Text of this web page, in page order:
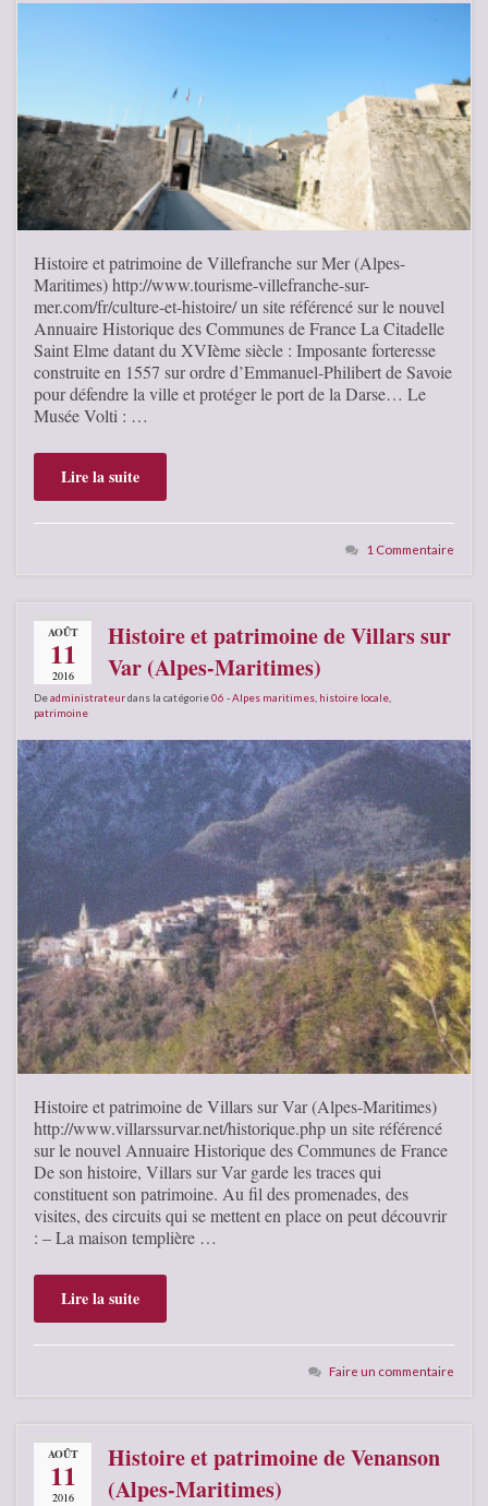
Histoire et patrimoine de Villefranche sur Mer (Alpes-
Maritimes) http://www.tourisme-villefranche-sur-
mer.com/fr/culture-et-histoire/ un site référencé sur le nouvel
Annuaire Historique des Communes de France La Citadelle
Saint Elme datant du XVIème siècle : Imposante forteresse
construite en 1557 sur ordre d’Emmanuel-Philibert de Savoie
pour défendre la ville et protéger le port de la Darse… Le
Musée Volti : …
Lire la suite
1 Commentaire
AOÛT
11
2016
Histoire et patrimoine de Villars sur
Var (Alpes-Maritimes)
Deadministrateurdans la catégorie06 - Alpes maritimes histoire locale
patrimoine
Histoire et patrimoine de Villars sur Var (Alpes-Maritimes)
http://www.villarssurvar.net/historique.php un site référencé
sur le nouvel Annuaire Historique des Communes de France
De son histoire, Villars sur Var garde les traces qui
constituent son patrimoine. Au fil des promenades, des
visites, des circuits qui se mettent en place on peut découvrir
: – La maison templière …
Lire la suite
Faire un commentaire
AOÛT
11
2016
Histoire et patrimoine de Venanson
(Alpes-Maritimes)